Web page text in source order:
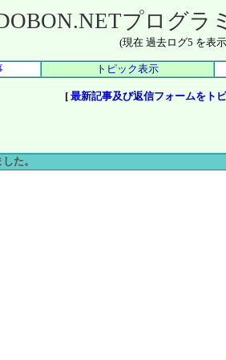
プログラ
(現在 過去ログ5 を表
トピック表示
[ 最新記事及び返信フォームをト
た。